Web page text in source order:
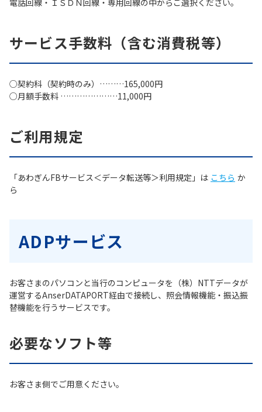
電話回線・ＩＳＤＮ回線・専用回線の中からご選択ください。
サービス手数料（含む消費税等）
○契約科（契約時のみ）………165,000円
○月額手数料 …………………11,000円
ご利用規定
「あわぎんFBサービス＜データ転送等＞利用規定」は こちら か
ら
ADPサービス
お客さまのパソコンと当行のコンピュータを（株）NTTデータが
運営するAnserDATAPORT経由で接続し、照会情報機能・振込振
替機能を行うサービスです。
必要なソフト等
お客さま側でご用意ください。